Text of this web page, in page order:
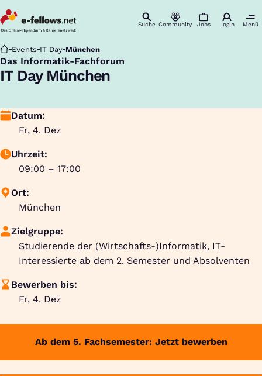
Suche Community Jobs Login Menü
Startseite
Events IT Day München
Das Informatik-Fachforum
:
IT Day München
Datum:
Fr, 4. Dez
Uhrzeit:
09:00 – 17:00
Ort:
München
Zielgruppe:
Studierende der (Wirtschafts-)Informatik, IT-
Interessierte ab dem 2. Semester und Absolventen
Bewerben bis:
Fr, 4. Dez
Ab dem 5. Fachsemester: Jetzt bewerben